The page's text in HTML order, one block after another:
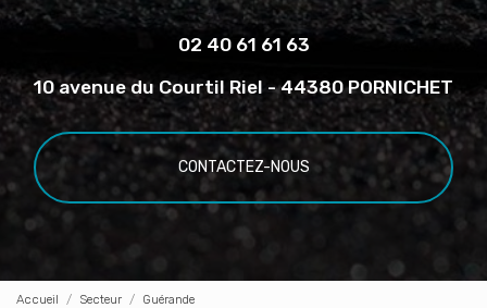
02 40 61 61 63
10 avenue du Courtil Riel - 44380 PORNICHET
CONTACTEZ-NOUS
Accueil Secteur
Guérande